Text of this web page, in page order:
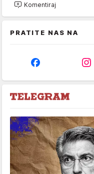
Komentiraj
PRATITE NAS NA